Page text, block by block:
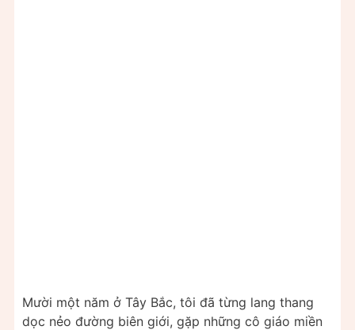
Mười một năm ở Tây Bắc, tôi đã từng lang thang
dọc nẻo đường biên giới, gặp những cô giáo miền